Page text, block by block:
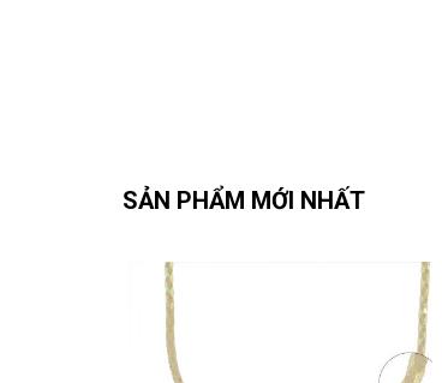
SẢN PHẨM MỚI NHẤT